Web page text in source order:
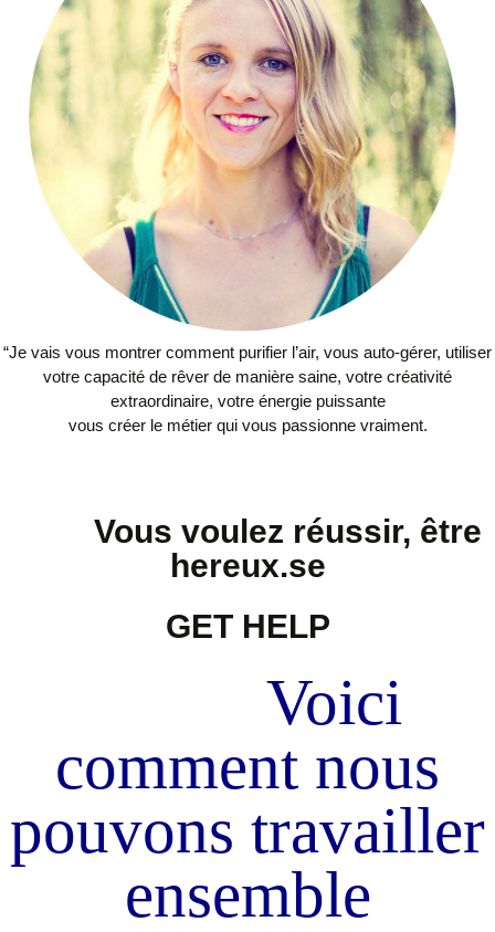
“Je vais vous montrer comment purifier l’air, vous auto-gérer, utiliser
votre capacité de rêver de manière saine, votre créativité
extraordinaire, votre énergie puissante
vous créer le métier qui vous passionne vraiment.
Vous voulez réussir, être
hereux.se
GET HELP
Voici
comment nous
pouvons travailler
ensemble